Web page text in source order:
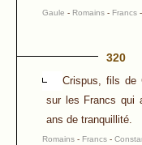
Gaule - Romains - Francs -
320
Crispus, fils de
sur les Francs qui
ans de tranquillité.
Romains - Francs -